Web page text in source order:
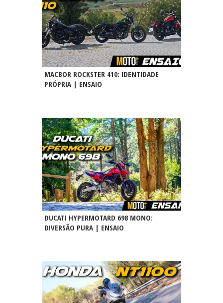
MACBOR ROCKSTER 410: IDENTIDADE
PRÓPRIA | ENSAIO
DUCATI HYPERMOTARD 698 MONO:
DIVERSÃO PURA | ENSAIO